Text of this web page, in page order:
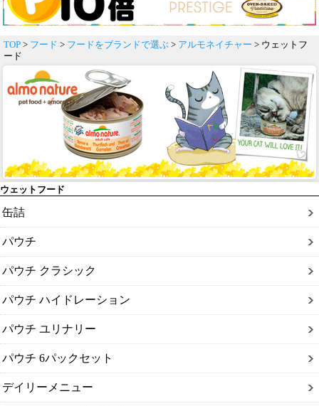
TOP > フード > フードをブランドで選ぶ > アルモネイチャー > ウェットフ
ード
ウェットフード
缶詰
パウチ
パウチ クラシック
パウチ ハイドレーション
パウチ ユリナリー
パウチ 6パックセット
デイリーメニュー